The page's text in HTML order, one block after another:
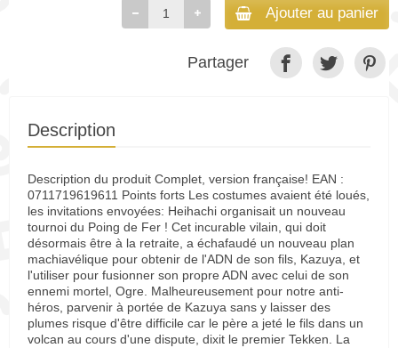
Ajouter au panier
Partager
Description
Description du produit Complet, version française! EAN :
0711719619611 Points forts Les costumes avaient été loués,
les invitations envoyées: Heihachi organisait un nouveau
tournoi du Poing de Fer ! Cet incurable vilain, qui doit
désormais être à la retraite, a échafaudé un nouveau plan
machiavélique pour obtenir de l'ADN de son fils, Kazuya, et
l'utiliser pour fusionner son propre ADN avec celui de son
ennemi mortel, Ogre. Malheureusement pour notre anti-
héros, parvenir à portée de Kazuya sans y laisser des
plumes risque d'être difficile car le père a jeté le fils dans un
volcan au cours d'une dispute, dixit le premier Tekken. La